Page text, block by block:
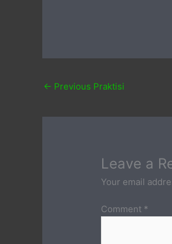
← Previous Praktisi
Leave a
Your email
Comment *